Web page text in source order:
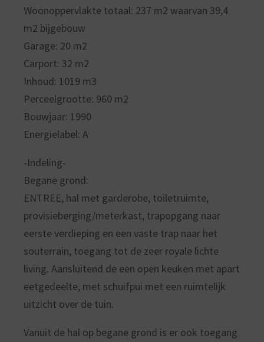
Woonoppervlakte totaal: 237 m2 waarvan 39,4
m2 bijgebouw
Garage: 20 m2
Carport: 32 m2
Inhoud: 1019 m3
Perceelgrootte: 960 m2
Bouwjaar: 1990
Energielabel: A
-Indeling-
Begane grond:
ENTREE, hal met garderobe, toiletruimte,
provisieberging/meterkast, trapopgang naar
eerste verdieping en een vaste trap naar het
souterrain, toegang tot de zeer royale lichte
living. Aansluitend de een open keuken met apart
eetgedeelte, met schuifpui met een ruimtelijk
uitzicht over de tuin.
Vanuit de hal op begane grond is er ook toegang